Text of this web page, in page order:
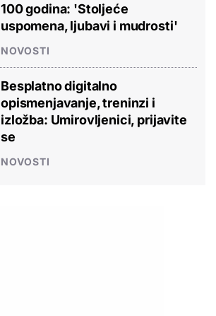
100 godina: 'Stoljeće
uspomena, ljubavi i mudrosti'
NOVOSTI
Besplatno digitalno
opismenjavanje, treninzi i
izložba: Umirovljenici, prijavite
se
NOVOSTI